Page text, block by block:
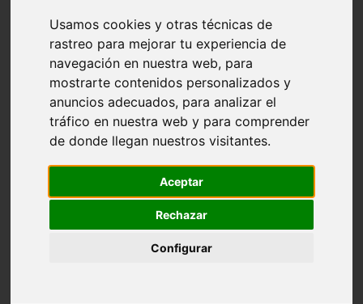
Usamos cookies y otras técnicas de
rastreo para mejorar tu experiencia de
navegación en nuestra web, para
mostrarte contenidos personalizados y
anuncios adecuados, para analizar el
tráfico en nuestra web y para comprender
de donde llegan nuestros visitantes.
Aceptar
Rechazar
Configurar
Málaga - marbella
Asturias - gijón
Girona - figueres
Alicante - santa-pola
Almería - roquetas-de-mar
Girona - tossa-de-mar
Barcelona - sant-cugat-del-vallès
Alicante - l39alfàs-del-pi
Barcelona - vilanova-i-la-geltrú
Castellón - peñíscola
Illes-balears - sant-josep-de-sa-talaia